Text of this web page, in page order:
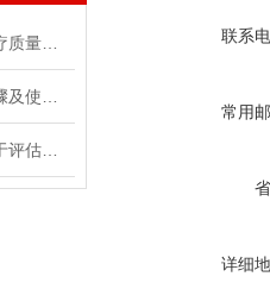
联系
常用
详细